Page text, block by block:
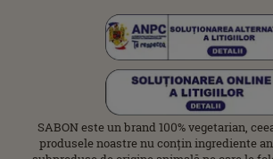
SABON este un brand 100% vegetarian,
produsele noastre nu conțin ingrediente